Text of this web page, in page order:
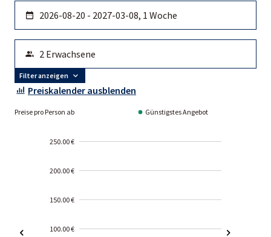
Filter anzeigen
Preiskalender ausblenden
Preise pro Person ab Günstigstes Angebot
250.00 €
200.00 €
150.00 €
100.00 €